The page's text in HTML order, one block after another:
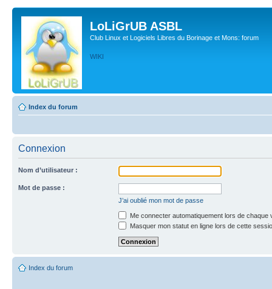
LoLiGrUB ASBL
Club Linux et Logiciels Libres du Borinage et Mons: forum
WIKI
Index du forum
Connexion
Nom d’utilisateur :
Mot de passe :
J’ai oublié mon mot de passe
Me connecter automatiquement lors de chaque
Masquer mon statut en ligne lors de cette
Index du forum